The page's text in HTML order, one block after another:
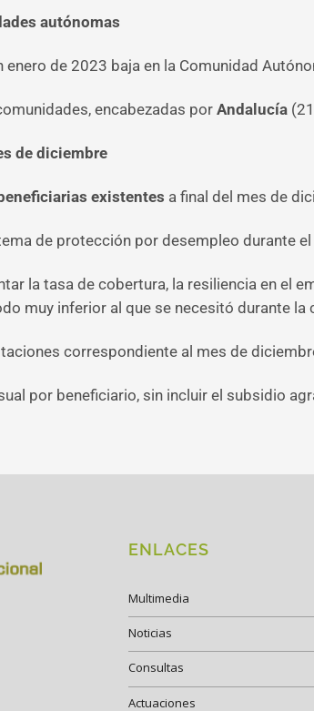
autónomas
enero de 2023 baja en la Comunidad
encabezadas porAndalucía
de diciembre
existentes a final del mes de
de protección por desempleo durante
la tasa de cobertura, la resiliencia en el
muy inferior al que se necesitó durante la
correspondiente al mes de
por beneficiario, sin incluir el subsidio
ENLACES
Multimedia
Noticias
Consultas
Actuaciones